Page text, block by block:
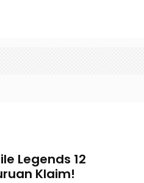
Legends 12
Klaim!